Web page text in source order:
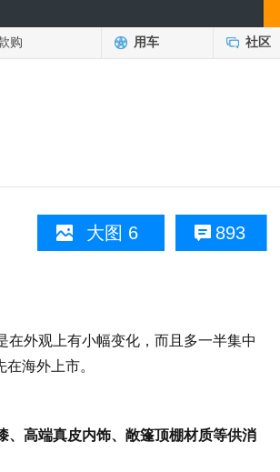
购 用车 社区
893
大图 6
外观上有小幅变化，而且多一半集中
海外上市。
高端真皮内饰、敞篷顶棚材质等供消